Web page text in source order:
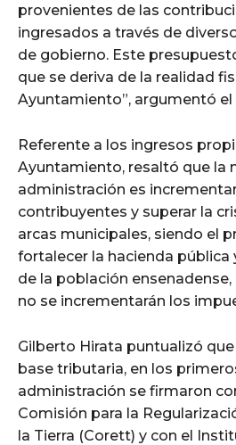
provenientes de las
ingresados a través de
de gobierno. Este
que se deriva de la realidad
Ayuntamiento”, argumentó el
Referente a los ingresos
Ayuntamiento, resaltó que la
administración es
contribuyentes y superar la
arcas municipales, siendo el
fortalecer la hacienda pública
de la población
no se incrementarán los
Gilberto Hirata puntualizó
base tributaria, en los
administración se firmaron
Comisión para la
la Tierra (Corett) y con el